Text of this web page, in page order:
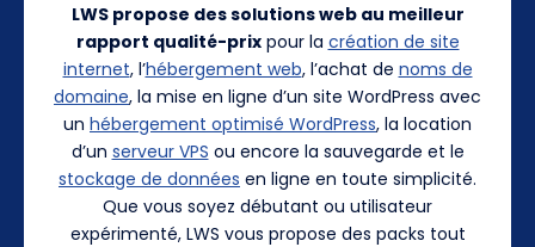
LWS propose des solutions web au meilleur
rapport qualité-prixpour la création de site
internet, l’hébergement web, l’achat de noms de
domaine, la mise en ligne d’un site WordPress avec
un hébergement optimisé WordPress, la location
d’un serveur VPS ou encore la sauvegarde et le
stockage de données en ligne en toute simplicité.
Que vous soyez débutant ou utilisateur
expérimenté, LWS vous propose des packs tout